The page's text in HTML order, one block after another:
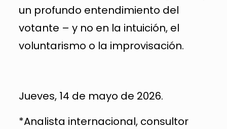
un profundo entendimiento del
votante – y no en la intuición, el
voluntarismo o la improvisación.
Jueves, 14 de mayo de 2026.
*Analista internacional, consultor